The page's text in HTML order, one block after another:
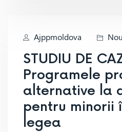
Ajppmoldova
STUDIU DE
Programele
alternative la
pentru minorii
legea